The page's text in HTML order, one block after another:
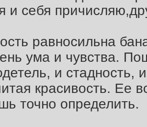
и себя
равносильна
ума и чувства.
и стадность,
красивость. Ее
точно определить.